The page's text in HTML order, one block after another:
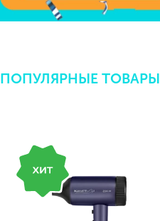
ПОПУЛЯРНЫЕ ТОВАРЫ